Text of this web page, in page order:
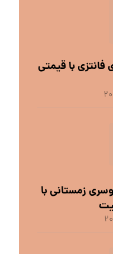
با قیمتی
زمستانی با